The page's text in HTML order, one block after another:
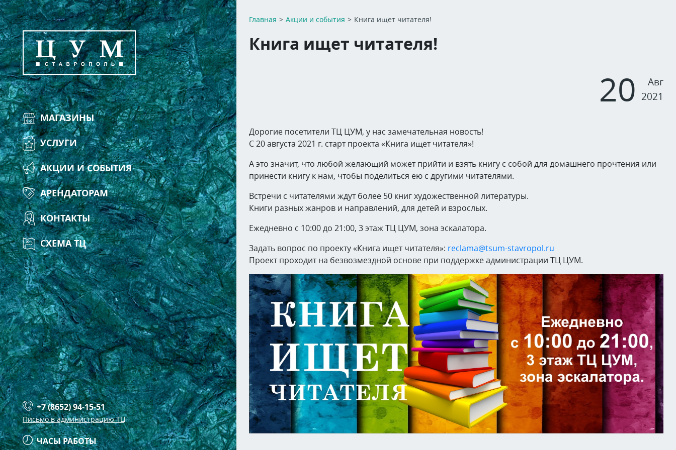
МАГАЗИНЫ
УСЛУГИ
АКЦИИ И СОБЫТИЯ
АРЕНДАТОРАМ
КОНТАКТЫ
СХЕМА ТЦ
+7 (8652) 94-15-51
Письмо в администрацию ТЦ
ЧАСЫ РАБОТЫ
Главная > Акции и события > Книга ищет читателя!
Книга ищет читателя!
20
Авг
2021
Дорогие посетители ТЦ ЦУМ, у нас замечательная новость!
С 20 августа 2021 г. старт проекта «Книга ищет читателя»!
А это значит, что любой желающий может прийти и взять книгу с собой для домашнего прочтения или
принести книгу к нам, чтобы поделиться ею с другими читателями.
Встречи с читателями ждут более 50 книг художественной литературы.
Книги разных жанров и направлений, для детей и взрослых.
Ежедневно с 10:00 до 21:00, 3 этаж ТЦ ЦУМ, зона эскалатора.
Задать вопрос по проекту «Книга ищет читателя»: reclama@tsum-stavropol.ru
Проект проходит на безвозмездной основе при поддержке администрации ТЦ ЦУМ.